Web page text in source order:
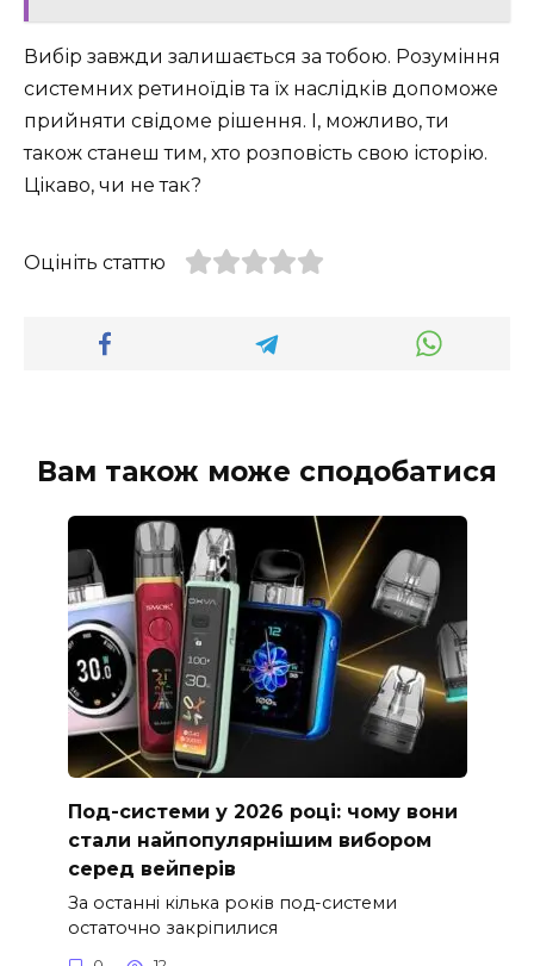
Вибір завжди залишається за тобою. Розуміння
системних ретиноїдів та їх наслідків допоможе
прийняти свідоме рішення. І, можливо, ти
також станеш тим, хто розповість свою історію.
Цікаво, чи не так?
Оцініть статтю
Вам також може сподобатися
Под-системи у 2026 році: чому вони
стали найпопулярнішим вибором
серед вейперів
За останні кілька років под-системи
остаточно закріпилися